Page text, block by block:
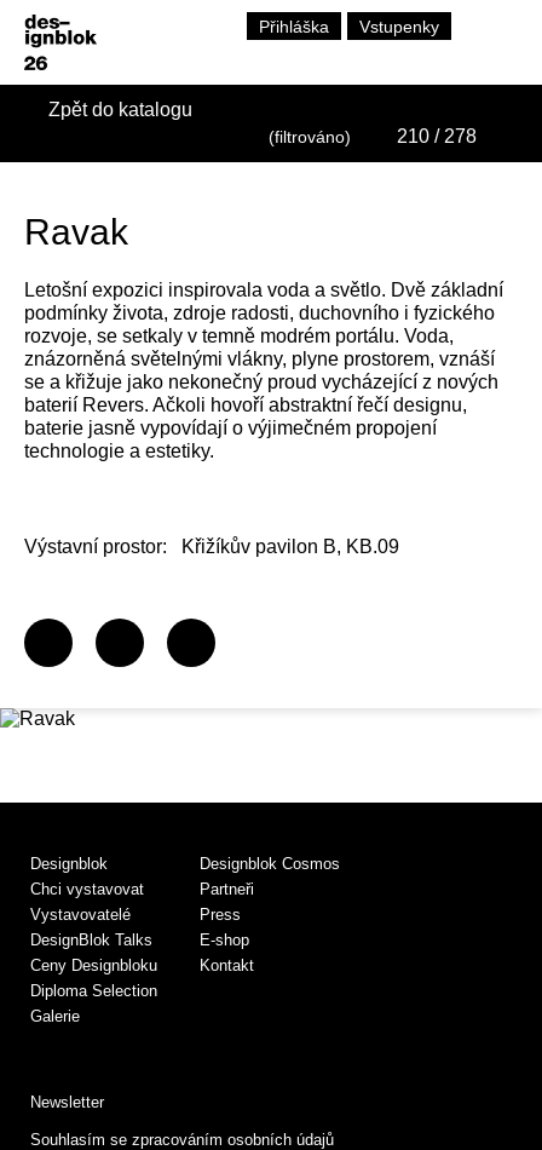
Přihláška Vstupenky
Zpět do katalogu
(filtrováno) 210 / 278
Ravak
Letošní expozici inspirovala voda a světlo. Dvě základní
podmínky života, zdroje radosti, duchovního i fyzického
rozvoje, se setkaly v temně modrém portálu. Voda,
znázorněná světelnými vlákny, plyne prostorem, vznáší
se a křižuje jako nekonečný proud vycházející z nových
baterií Revers. Ačkoli hovoří abstraktní řečí designu,
baterie jasně vypovídají o výjimečném propojení
technologie a estetiky.
Výstavní prostor: Křižíkův pavilon B, KB.09
Designblok
Chci vystavovat
Vystavovatelé
DesignBlok Talks
Ceny Designbloku
Diploma Selection
Galerie
Designblok Cosmos
Partneři
Press
E-shop
Kontakt
Newsletter
Souhlasím se zpracováním osobních údajů